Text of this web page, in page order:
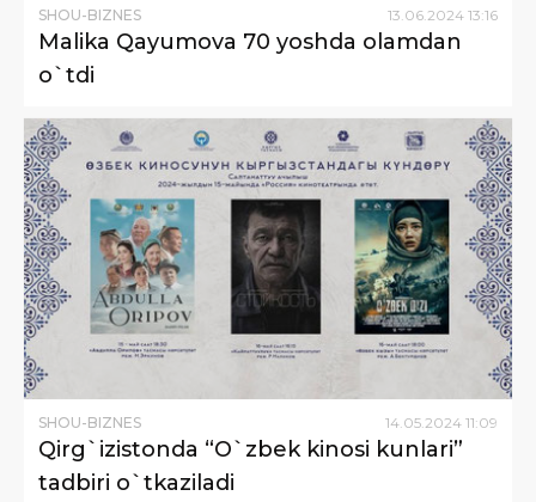
SHOU-BIZNES 13 06 2024 13:16
Malika Qayumova 70 yoshda olamdan
o`tdi
SHOU-BIZNES 14 05 2024 11:09
Qirg`izistonda “O`zbek kinosi kunlari”
tadbiri o`tkaziladi